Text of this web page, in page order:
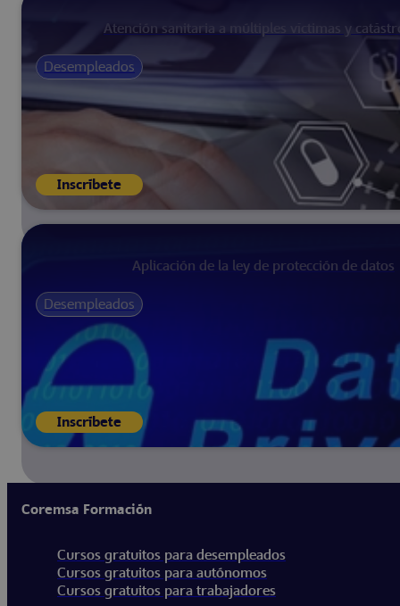
Atención sanitaria a múltiples víctimas y
Desempleados
Inscríbete
Aplicación de la ley de protección de datos
Desempleados
Inscríbete
Coremsa Formación
Cursos gratuitos para desempleados
Cursos gratuitos para autónomos
Cursos gratuitos para trabajadores